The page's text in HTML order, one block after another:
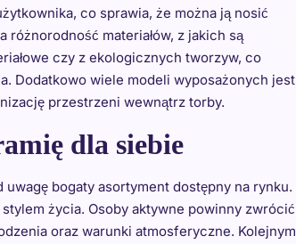
co sprawia, że można ją nosić
różnorodność materiałów, z jakich są
czy z ekologicznych tworzyw, co
Dodatkowo wiele modeli wyposażonych jest
przestrzeni wewnątrz torby.
dla siebie
bogaty asortyment dostępny na rynku.
życia. Osoby aktywne powinny zwrócić
oraz warunki atmosferyczne. Kolejnym